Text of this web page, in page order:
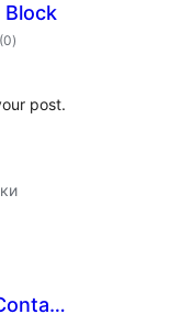
Block
(0укупних
оцена
)
post.